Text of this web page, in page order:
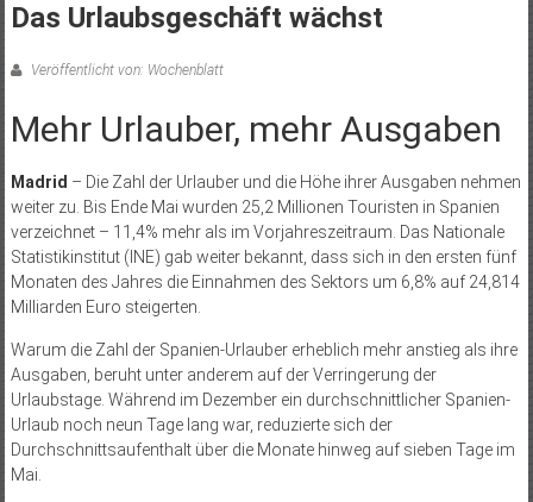
Das Urlaubsgeschäft wächst
Veröffentlicht von: Wochenblatt
Mehr Urlauber, mehr Ausgaben
Madrid – Die Zahl der Urlauber und die Höhe ihrer Ausgaben nehmen
weiter zu. Bis Ende Mai wurden 25,2 Millionen Touristen in Spanien
verzeichnet – 11,4% mehr als im Vorjahreszeitraum. Das Nationale
Statistikinstitut (INE) gab weiter bekannt, dass sich in den ersten fünf
Monaten des Jahres die Einnahmen des Sektors um 6,8% auf 24,814
Milliarden Euro steigerten.
Warum die Zahl der Spanien-Urlauber erheblich mehr anstieg als ihre
Ausgaben, beruht unter anderem auf der Verringerung der
Urlaubstage. Während im Dezember ein durchschnittlicher Spanien-
Urlaub noch neun Tage lang war, reduzierte sich der
Durchschnittsaufenthalt über die Monate hinweg auf sieben Tage im
Mai.